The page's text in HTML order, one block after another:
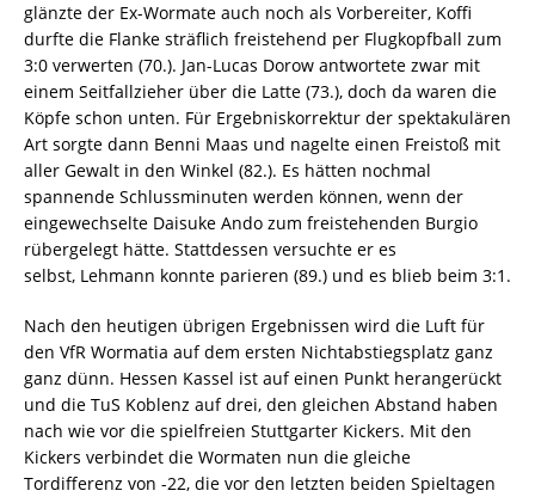
glänzte der Ex-Wormate auch noch als Vorbereiter, Koffi
durfte die Flanke sträflich freistehend per Flugkopfball zum
3:0 verwerten (70.). Jan-Lucas Dorow antwortete zwar mit
einem Seitfallzieher über die Latte (73.), doch da waren die
Köpfe schon unten. Für Ergebniskorrektur der spektakulären
Art sorgte dann Benni Maas und nagelte einen Freistoß mit
aller Gewalt in den Winkel (82.). Es hätten nochmal
spannende Schlussminuten werden können, wenn der
eingewechselte Daisuke Ando zum freistehenden Burgio
rübergelegt hätte. Stattdessen versuchte er es
selbst, Lehmann konnte parieren (89.) und es blieb beim 3:1.
Nach den heutigen übrigen Ergebnissen wird die Luft für
den VfR Wormatia auf dem ersten Nichtabstiegsplatz ganz
ganz dünn. Hessen Kassel ist auf einen Punkt herangerückt
und die TuS Koblenz auf drei, den gleichen Abstand haben
nach wie vor die spielfreien Stuttgarter Kickers. Mit den
Kickers verbindet die Wormaten nun die gleiche
Tordifferenz von -22, die vor den letzten beiden Spieltagen